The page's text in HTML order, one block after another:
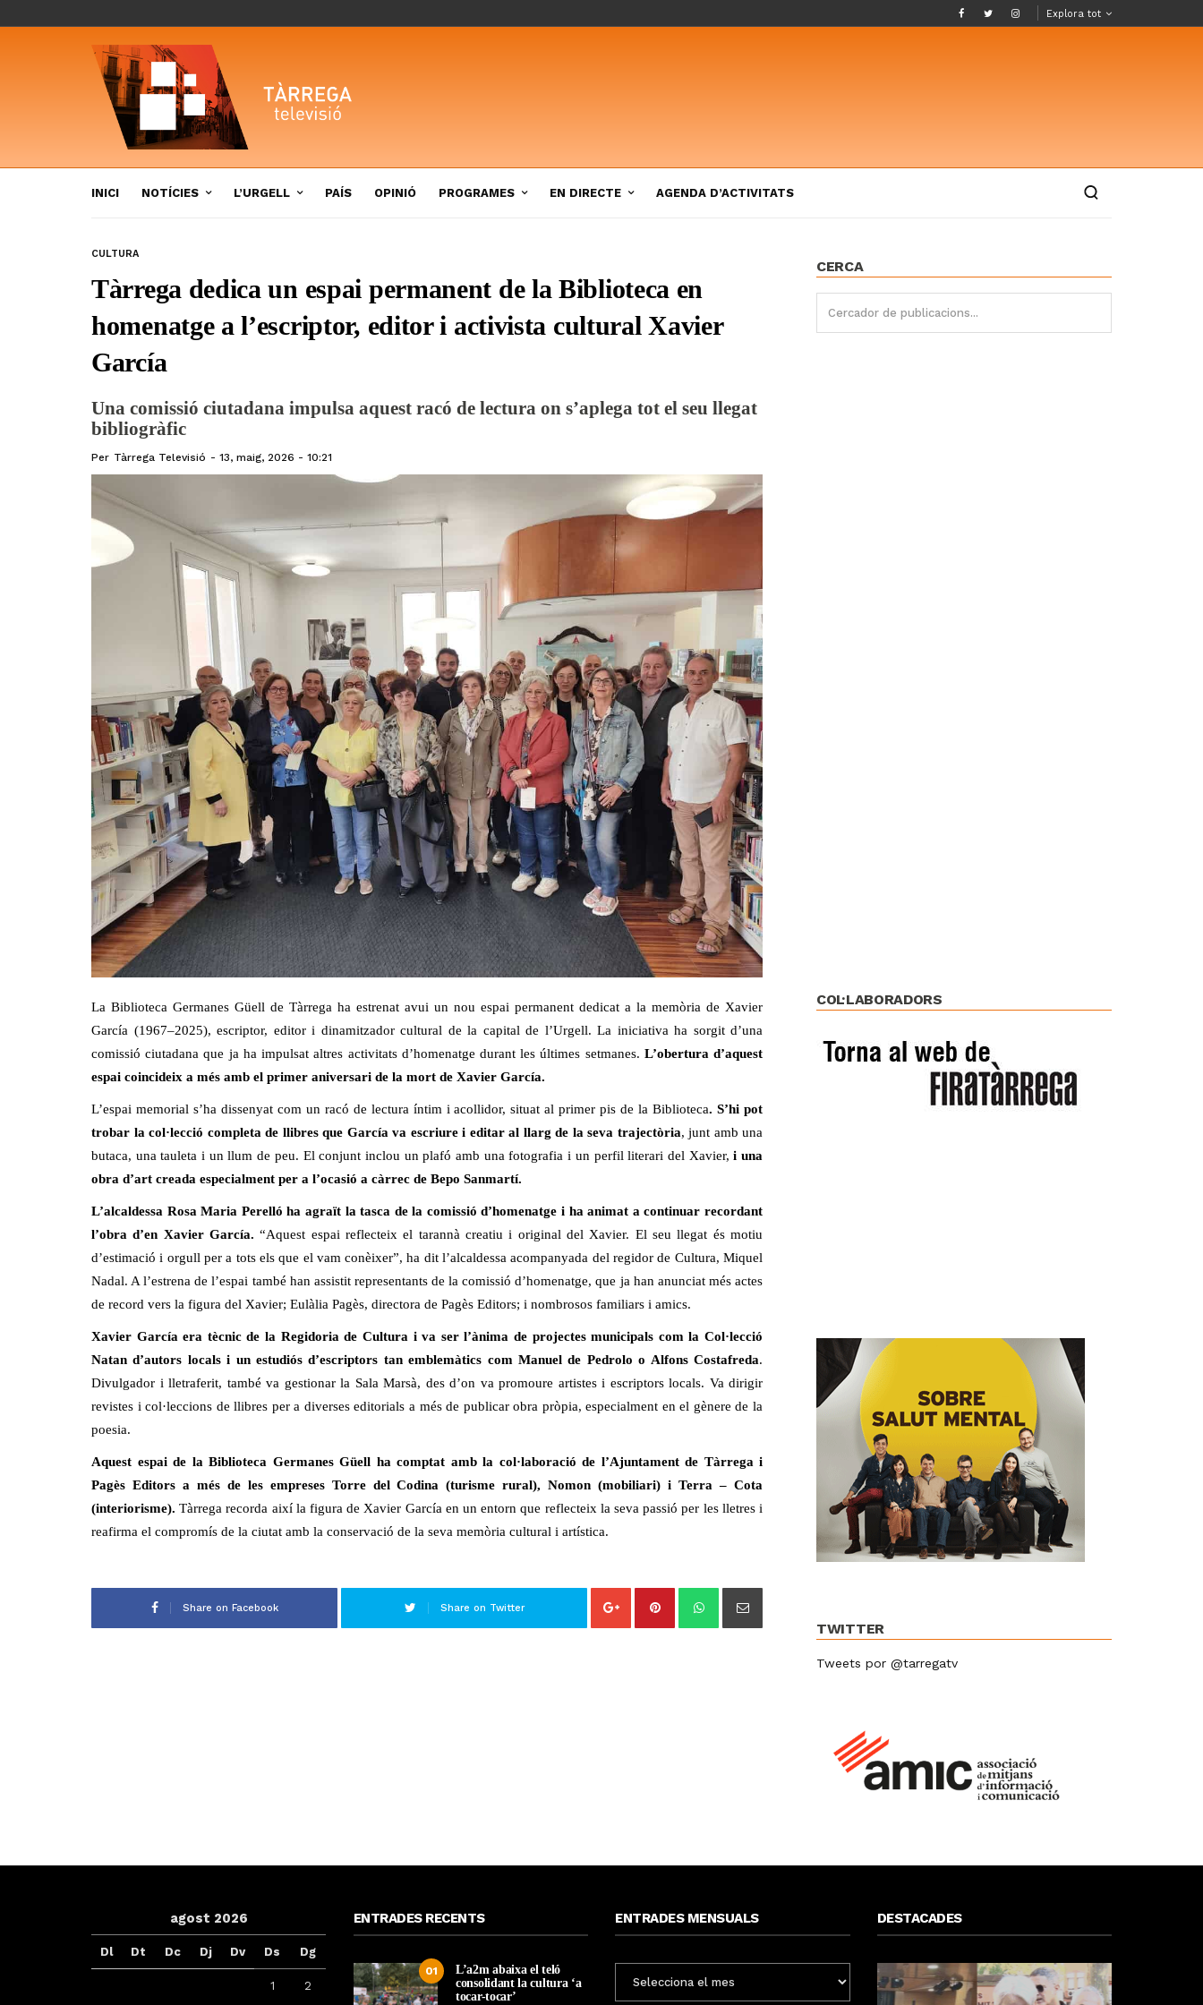
Explora tot
INICI NOTÍCIES L’URGELL PAÍS OPINIÓ PROGRAMES EN DIRECTE AGENDA D’ACTIVITATS
CULTURA
Tàrrega dedica un espai permanent de la Biblioteca en
homenatge a l’escriptor, editor i activista cultural Xavier
García
Una comissió ciutadana impulsa aquest racó de lectura on s’aplega tot el seu llegat
bibliogràfic
Per Tàrrega Televisió 13, maig, 2026 - 10:21
La Biblioteca Germanes Güell de Tàrrega ha estrenat avui un nou espai permanent dedicat a la memòria de Xavier
García (1967–2025), escriptor, editor i dinamitzador cultural de la capital de l’Urgell. La iniciativa ha sorgit d’una
comissió ciutadana que ja ha impulsat altres activitats d’homenatge durant les últimes setmanes. L’obertura d’aquest
espai coincideix a més amb el primer aniversari de la mort de Xavier García.
L’espai memorial s’ha dissenyat com un racó de lectura íntim i acollidor, situat al primer pis de la Biblioteca. S’hi pot
trobar la col·lecció completa de llibres que García va escriure i editar al llarg de la seva trajectòria, junt amb una
butaca, una tauleta i un llum de peu. El conjunt inclou un plafó amb una fotografia i un perfil literari del Xavier,i una
obra d’art creada especialment per a l’ocasió a càrrec de Bepo Sanmartí.
L’alcaldessa Rosa Maria Perelló ha agraït la tasca de la comissió d’homenatge i ha animat a continuar recordant
l’obra d’en Xavier García.“Aquest espai reflecteix el tarannà creatiu i original del Xavier. El seu llegat és motiu
d’estimació i orgull per a tots els que el vam conèixer”, ha dit l’alcaldessa acompanyada del regidor de Cultura, Miquel
Nadal. A l’estrena de l’espai també han assistit representants de la comissió d’homenatge, que ja han anunciat més actes
de record vers la figura del Xavier; Eulàlia Pagès, directora de Pagès Editors; i nombrosos familiars i amics.
Xavier García era tècnic de la Regidoria de Cultura i va ser l’ànima de projectes municipals com la Col·lecció
Natan d’autors locals i un estudiós d’escriptors tan emblemàtics com Manuel de Pedrolo o Alfons Costafreda.
Divulgador i lletraferit, també va gestionar la Sala Marsà, des d’on va promoure artistes i escriptors locals. Va dirigir
revistes i col·leccions de llibres per a diverses editorials a més de publicar obra pròpia, especialment en el gènere de la
poesia.
Aquest espai de la Biblioteca Germanes Güell ha comptat amb la col·laboració de l’Ajuntament de Tàrrega i
Pagès Editors a més de les empreses Torre del Codina (turisme rural), Nomon (mobiliari) i Terra – Cota
(interiorisme). Tàrrega recorda així la figura de Xavier García en un entorn que reflecteix la seva passió per les lletres i
reafirma el compromís de la ciutat amb la conservació de la seva memòria cultural i artística.
Share on Facebook Share on Twitter
CERCA
COL·LABORADORS
TWITTER
Tweets por @tarregatv
agost 2026
Dl Dt Dc Dj Dv Ds Dg
1 2
ENTRADES RECENTS
01
L’a2m abaixa el teló
consolidant la cultura ‘a
tocar-tocar’
ENTRADES MENSUALS
MENSUALS
DESTACADES